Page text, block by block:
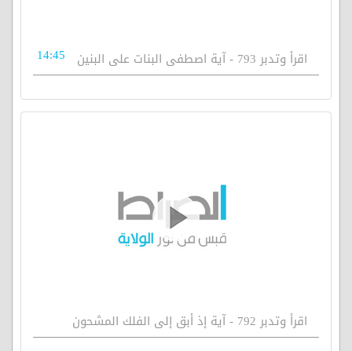
اقرأ وتدبر 793 - آية اصطفى البنات على البنين 14:45
اقرأ وتدبر 792 - آية إذ أبق إلى الفلك المشحون